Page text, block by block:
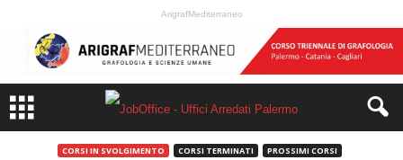
ArigrafMediterraneo
CORSI IN SVOLGIMENTO CORSI TERMINATI PROSSIMI CORSI